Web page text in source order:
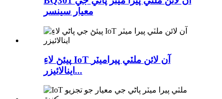
معيار سينسر
پيئڻ لاءِ IoT آن لائن ملٽي پيراميٽر
اينالائيزر...